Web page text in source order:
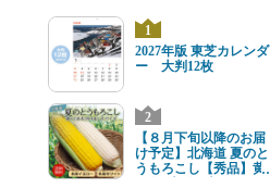
1
2027年版 東芝カレンダ
ー 大判12枚
2
【８月下旬以降のお届
け予定】北海道 夏のと
うもろこし【秀品】黄